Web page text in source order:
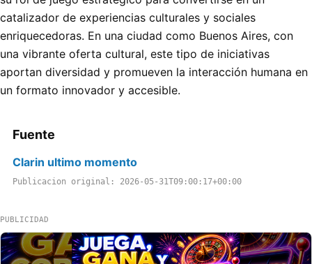
catalizador de experiencias culturales y sociales
enriquecedoras. En una ciudad como Buenos Aires, con
una vibrante oferta cultural, este tipo de iniciativas
aportan diversidad y promueven la interacción humana en
un formato innovador y accesible.
Fuente
Clarin ultimo momento
Publicacion original: 2026-05-31T09:00:17+00:00
PUBLICIDAD